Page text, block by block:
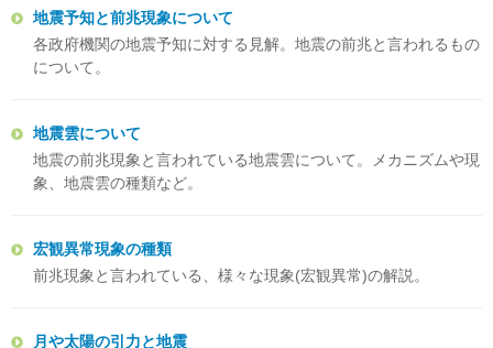
地震予知と前兆現象について
各政府機関の地震予知に対する見解。地震の前兆と言われるもの
について。
地震雲について
地震の前兆現象と言われている地震雲について。メカニズムや現
象、地震雲の種類など。
宏観異常現象の種類
前兆現象と言われている、様々な現象(宏観異常)の解説。
月や太陽の引力と地震